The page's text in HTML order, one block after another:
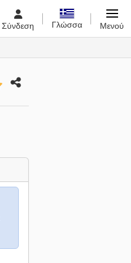
Σύνδεση Γλώσσα Μενού